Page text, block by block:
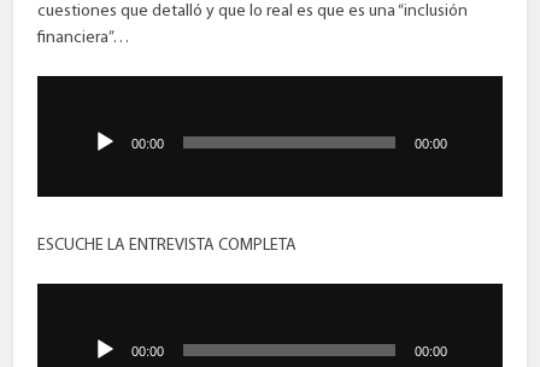
cuestiones que detalló y que lo real es que es una “inclusión
financiera”…
00:00 00:00
ESCUCHE LA ENTREVISTA COMPLETA
00:00 00:00